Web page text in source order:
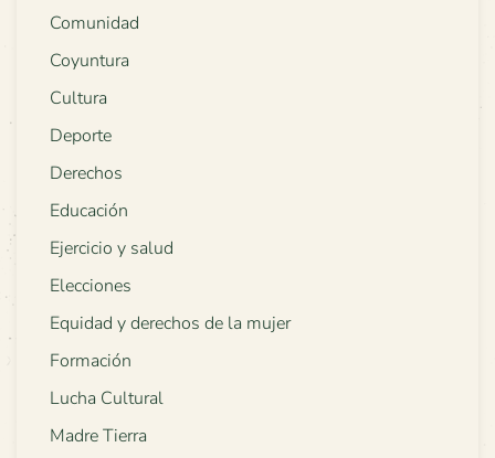
Comunidad
Coyuntura
Cultura
Deporte
Derechos
Educación
Ejercicio y salud
Elecciones
Equidad y derechos de la mujer
Formación
Lucha Cultural
Madre Tierra